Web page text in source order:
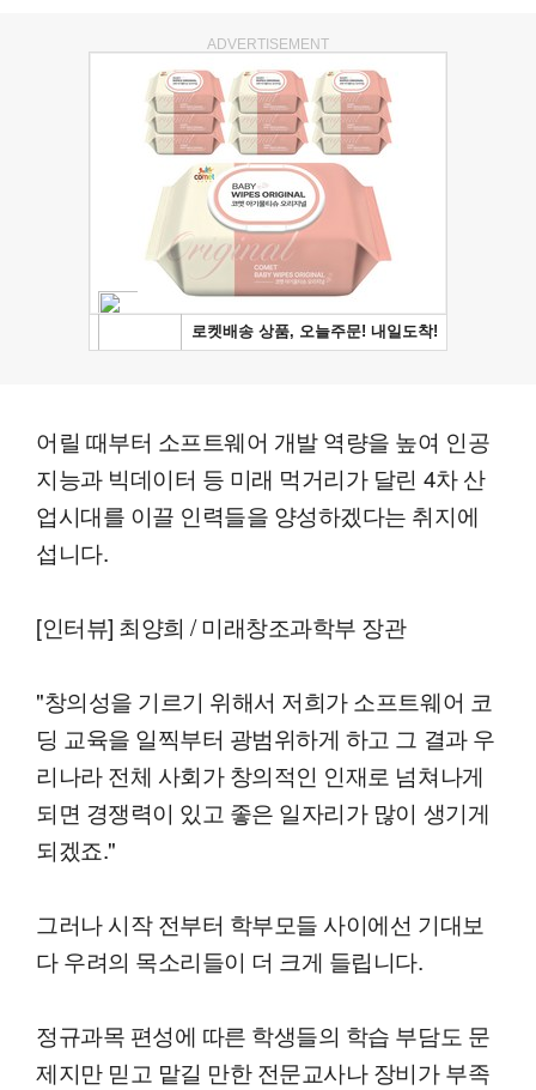
ADVERTISEMENT
어릴 때부터 소프트웨어 개발 역량을 높여 인공
지능과 빅데이터 등 미래 먹거리가 달린 4차 산
업시대를 이끌 인력들을 양성하겠다는 취지에
섭니다.
[인터뷰] 최양희 / 미래창조과학부 장관
"창의성을 기르기 위해서 저희가 소프트웨어 코
딩 교육을 일찍부터 광범위하게 하고 그 결과 우
리나라 전체 사회가 창의적인 인재로 넘쳐나게
되면 경쟁력이 있고 좋은 일자리가 많이 생기게
되겠죠."
그러나 시작 전부터 학부모들 사이에선 기대보
다 우려의 목소리들이 더 크게 들립니다.
정규과목 편성에 따른 학생들의 학습 부담도 문
제지만 믿고 맡길 만한 전문교사나 장비가 부족